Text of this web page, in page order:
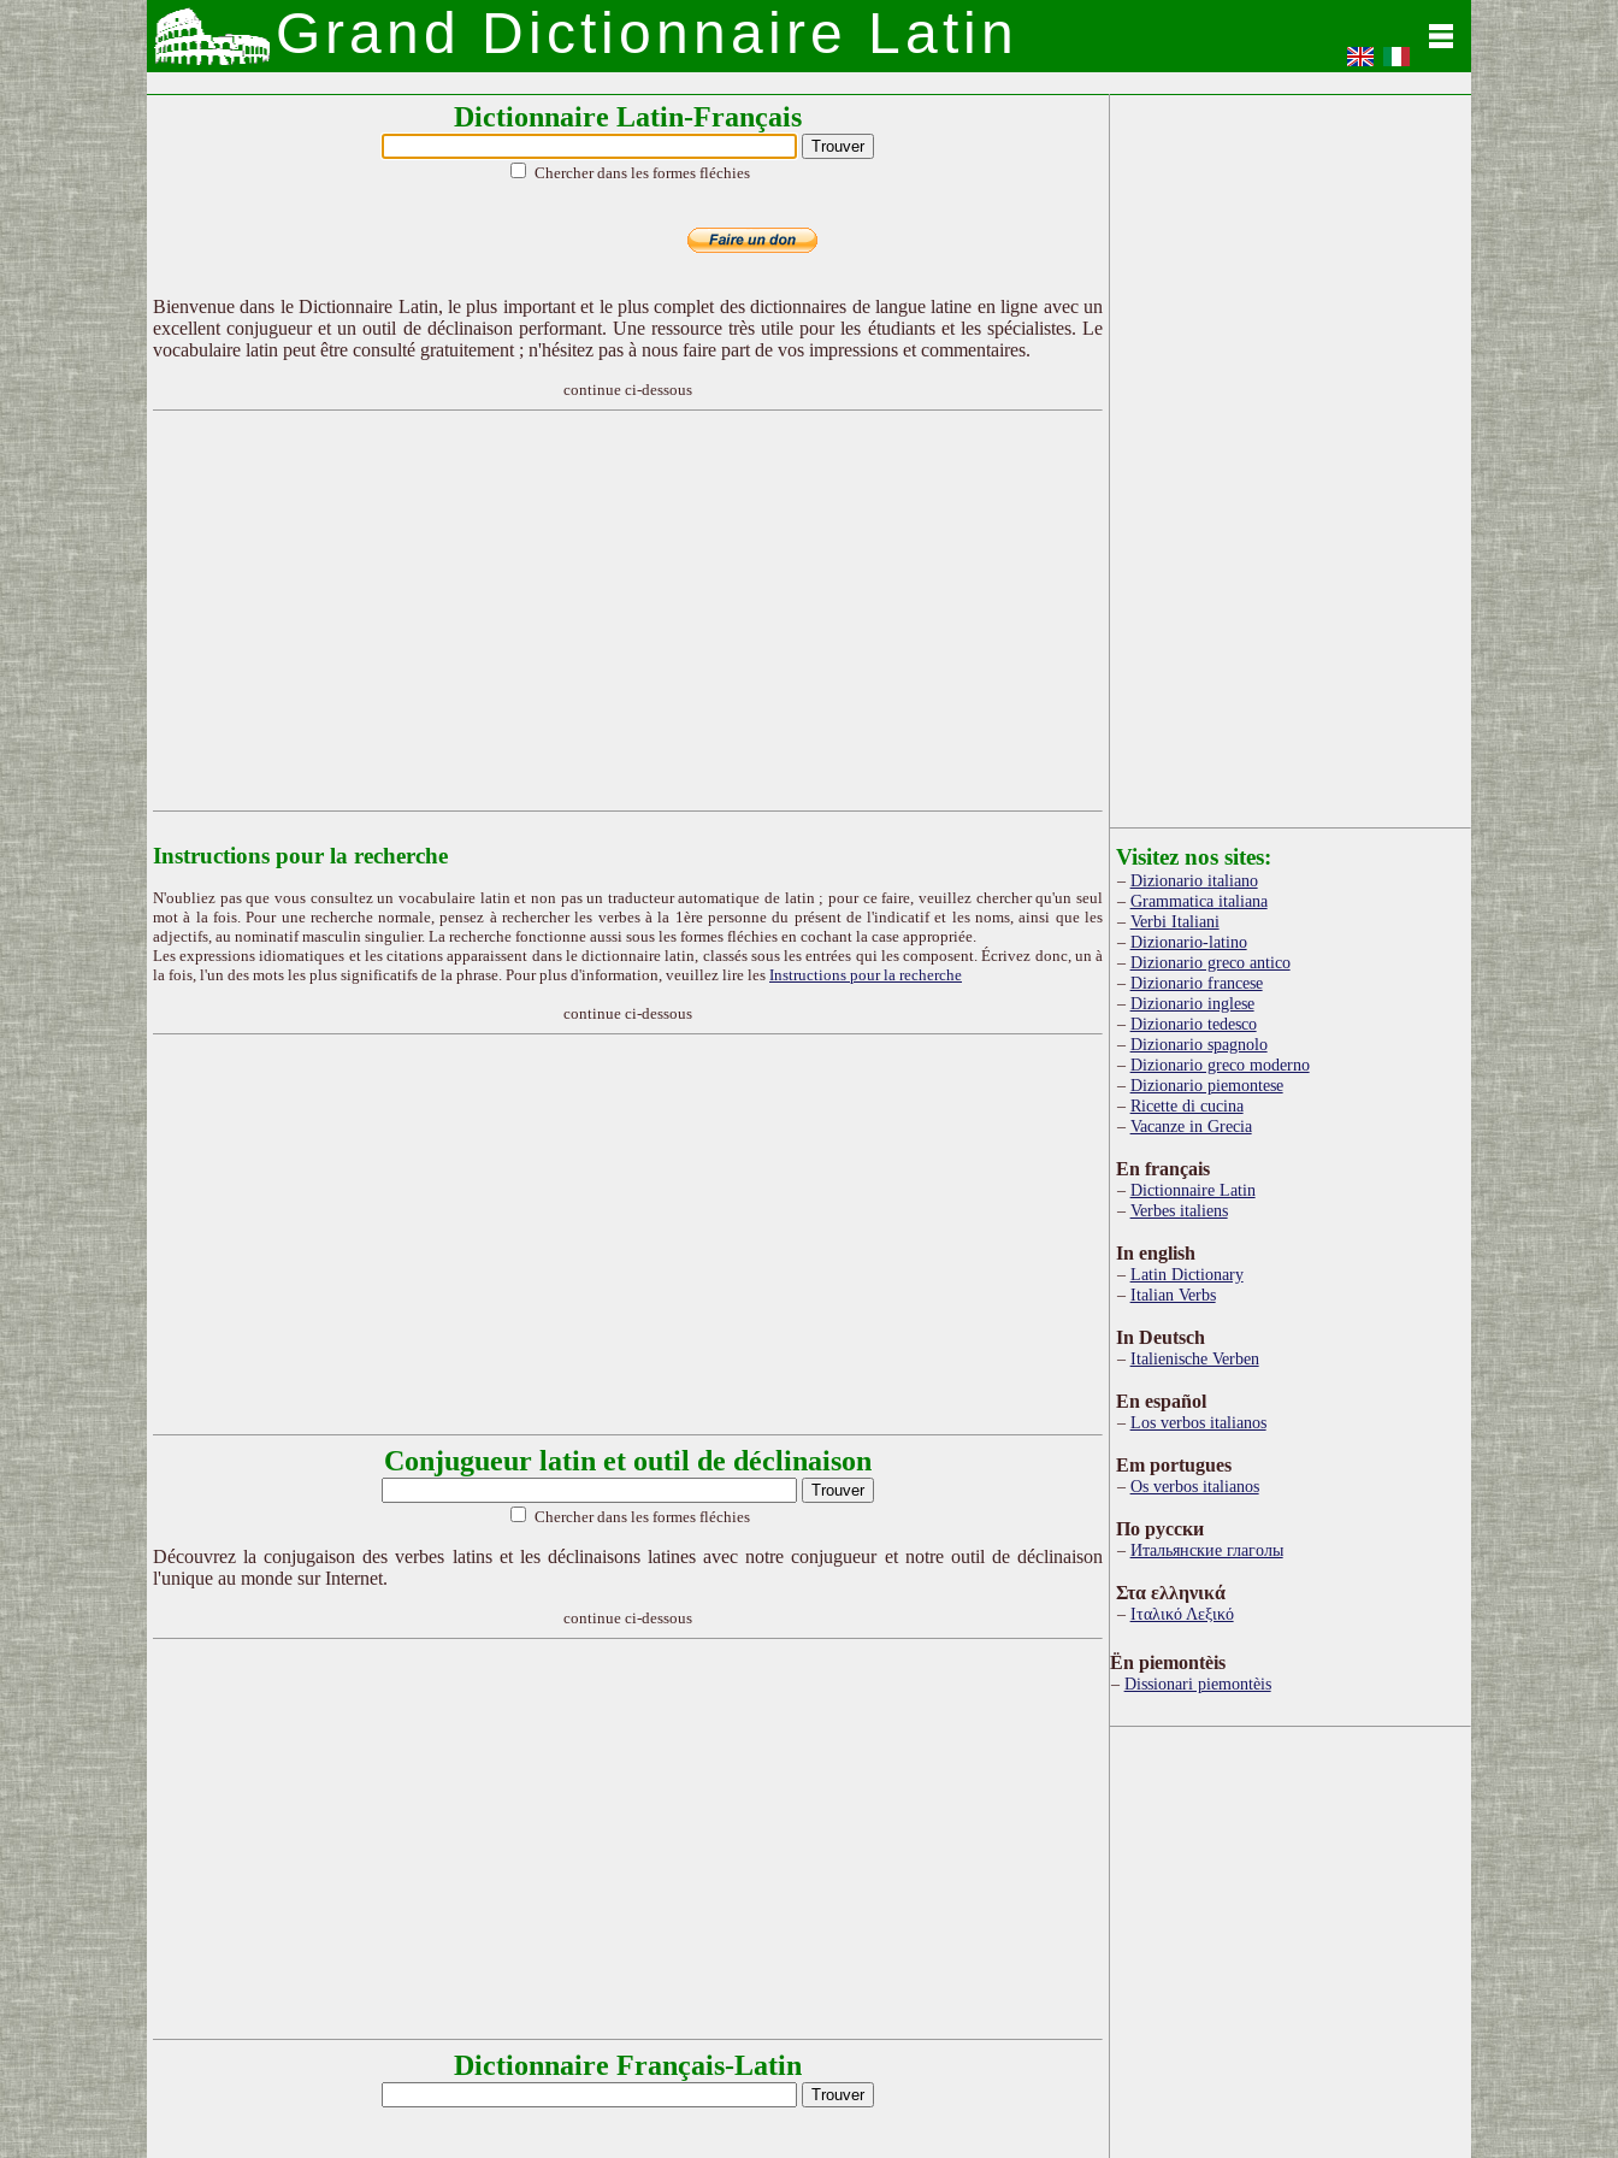
Grand Dictionnaire Latin
Dictionnaire Latin-Français
Chercher dans les formes fléchies
Bienvenue dans le Dictionnaire Latin, le plus important et le plus complet des dictionnaires de langue latine en ligne avec un
excellent conjugueur et un outil de déclinaison performant. Une ressource très utile pour les étudiants et les spécialistes. Le
vocabulaire latin peut être consulté gratuitement ; n'hésitez pas à nous faire part de vos impressions et commentaires.
continue ci-dessous
Instructions pour la recherche
N'oubliez pas que vous consultez un vocabulaire latin et non pas un traducteur automatique de latin ; pour ce faire, veuillez chercher qu'un seul
mot à la fois. Pour une recherche normale, pensez à rechercher les verbes à la 1ère personne du présent de l'indicatif et les noms, ainsi que les
adjectifs, au nominatif masculin singulier. La recherche fonctionne aussi sous les formes fléchies en cochant la case appropriée.
Les expressions idiomatiques et les citations apparaissent dans le dictionnaire latin, classés sous les entrées qui les composent. Écrivez donc, un à
la fois, l'un des mots les plus significatifs de la phrase. Pour plus d'information, veuillez lire les Instructions pour la recherche
continue ci-dessous
Conjugueur latin et outil de déclinaison
Chercher dans les formes fléchies
Découvrez la conjugaison des verbes latins et les déclinaisons latines avec notre conjugueur et notre outil de déclinaison
l'unique au monde sur Internet.
continue ci-dessous
Dictionnaire Français-Latin
Visitez nos sites:
Dizionario italiano
Grammatica italiana
Verbi Italiani
Dizionario-latino
Dizionario greco antico
Dizionario francese
Dizionario inglese
Dizionario tedesco
Dizionario spagnolo
Dizionario greco moderno
Dizionario piemontese
Ricette di cucina
Vacanze in Grecia
En français
Dictionnaire Latin
Verbes italiens
In english
Latin Dictionary
Italian Verbs
In Deutsch
Italienische Verben
En español
Los verbos italianos
Em portugues
Os verbos italianos
По русски
Итальянские глаголы
Στα ελληνικά
Ιταλικό Λεξικό
Ën piemontèis
Dissionari piemontèis